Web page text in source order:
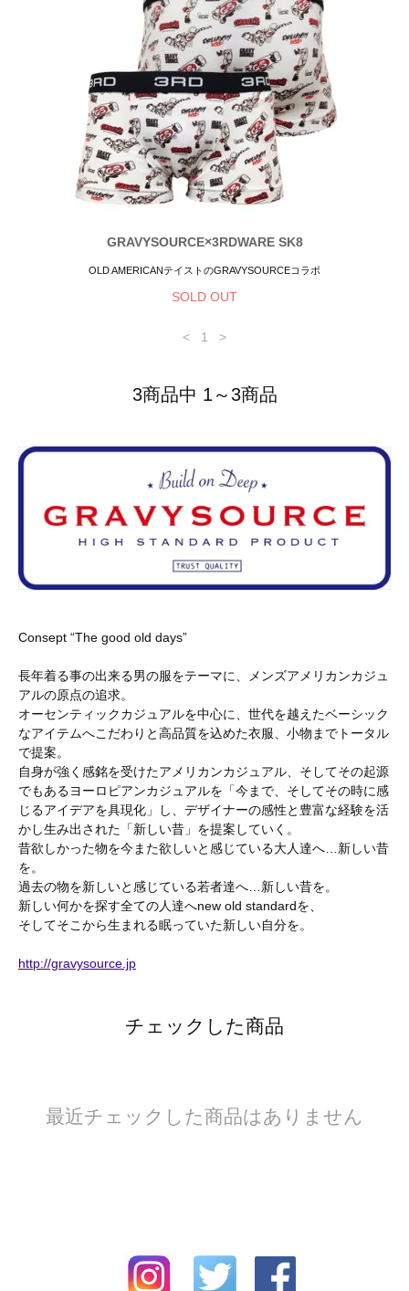
GRAVYSOURCE×3RDWARE SK8
OLD AMERICANテイストのGRAVYSOURCEコラボ
SOLD OUT
< 1 >
3商品中 1～3商品
Consept “The good old days”
長年着る事の出来る男の服をテーマに、メンズアメリカンカジュ
アルの原点の追求。
オーセンティックカジュアルを中心に、世代を越えたベーシック
なアイテムへこだわりと高品質を込めた衣服、小物までトータル
で提案。
自身が強く感銘を受けたアメリカンカジュアル、そしてその起源
でもあるヨーロピアンカジュアルを「今まで、そしてその時に感
じるアイデアを具現化」し、デザイナーの感性と豊富な経験を活
かし生み出された「新しい昔」を提案していく。
昔欲しかった物を今また欲しいと感じている大人達へ…新しい昔
を。
過去の物を新しいと感じている若者達へ…新しい昔を。
新しい何かを探す全ての人達へnew old standardを、
そしてそこから生まれる眠っていた新しい自分を。
http://gravysource.jp
チェックした商品
最近チェックした商品はありません